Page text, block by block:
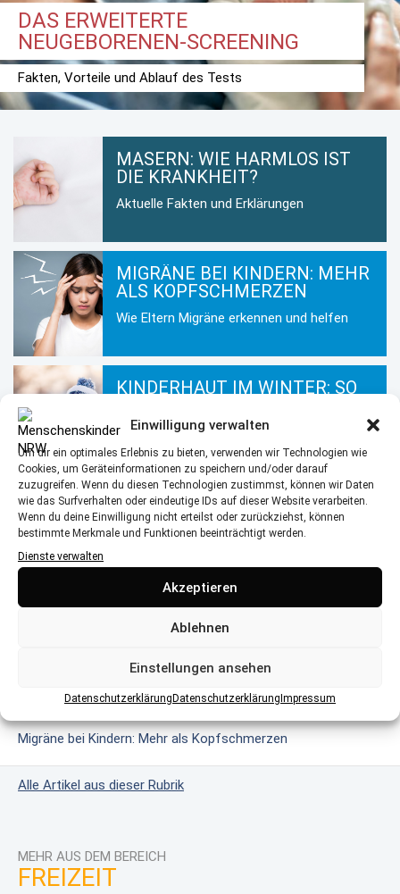
Einwilligung verwalten
Um dir ein optimales Erlebnis zu bieten, verwenden wir Technologien wie
Cookies, um Geräteinformationen zu speichern und/oder darauf
zuzugreifen. Wenn du diesen Technologien zustimmst, können wir Daten
wie das Surfverhalten oder eindeutige IDs auf dieser Website verarbeiten.
Wenn du deine Einwilligung nicht erteilst oder zurückziehst, können
bestimmte Merkmale und Funktionen beeinträchtigt werden.
Dienste verwalten
Akzeptieren
Ablehnen
Einstellungen ansehen
Datenschutzerklärung Datenschutzerklärung Impressum
DAS ERWEITERTE
NEUGEBORENEN-SCREENING
Fakten, Vorteile und Ablauf des Tests
MASERN: WIE HARMLOS IST
DIE KRANKHEIT?
Aktuelle Fakten und Erklärungen
MIGRÄNE BEI KINDERN: MEHR
ALS KOPFSCHMERZEN
Wie Eltern Migräne erkennen und helfen
KINDERHAUT IM WINTER: SO
GEPFLEGT
Hautpflege für Kinder in der kalten
Jahreszeit
MEHR AUS DEM BEREICH
Das erweiterte Neugeborenen-Screening
Migräne bei Kindern: Mehr als Kopfschmerzen
Alle Artikel aus dieser Rubrik
MEHR AUS DEM BEREICH
FREIZEIT